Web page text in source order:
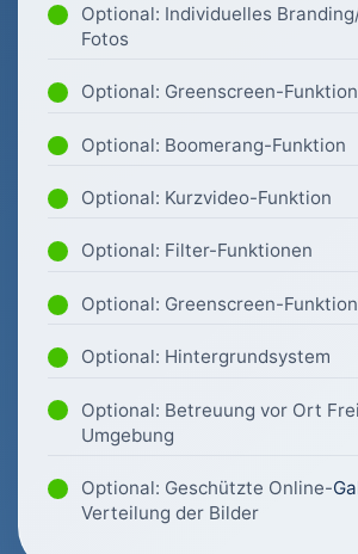
Optional: Individuelles
Fotos
Optional: Greenscreen-Funktion
Optional: Boomerang-Funktion
Optional: Kurzvideo-Funktion
Optional: Filter-Funktionen
Optional: Greenscreen-Funktion
Optional: Hintergrundsystem
Optional: Betreuung vor Ort
Umgebung
Optional: Geschützte Online-
Verteilung der Bilder